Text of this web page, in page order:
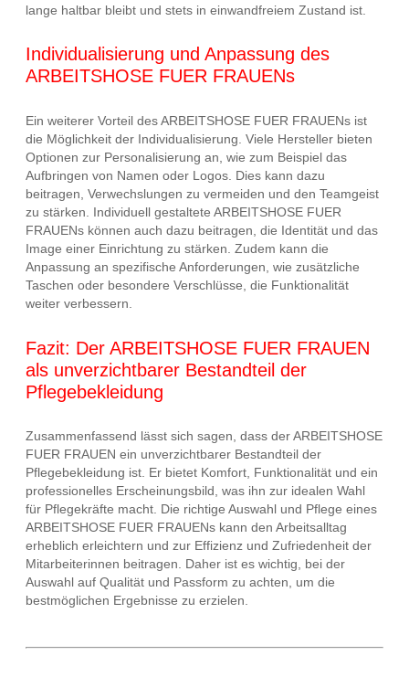
lange haltbar bleibt und stets in einwandfreiem Zustand ist.
Individualisierung und Anpassung des
ARBEITSHOSE FUER FRAUENs
Ein weiterer Vorteil des ARBEITSHOSE FUER FRAUENs ist
die Möglichkeit der Individualisierung. Viele Hersteller bieten
Optionen zur Personalisierung an, wie zum Beispiel das
Aufbringen von Namen oder Logos. Dies kann dazu
beitragen, Verwechslungen zu vermeiden und den Teamgeist
zu stärken. Individuell gestaltete ARBEITSHOSE FUER
FRAUENs können auch dazu beitragen, die Identität und das
Image einer Einrichtung zu stärken. Zudem kann die
Anpassung an spezifische Anforderungen, wie zusätzliche
Taschen oder besondere Verschlüsse, die Funktionalität
weiter verbessern.
Fazit: Der ARBEITSHOSE FUER FRAUEN
als unverzichtbarer Bestandteil der
Pflegebekleidung
Zusammenfassend lässt sich sagen, dass der ARBEITSHOSE
FUER FRAUEN ein unverzichtbarer Bestandteil der
Pflegebekleidung ist. Er bietet Komfort, Funktionalität und ein
professionelles Erscheinungsbild, was ihn zur idealen Wahl
für Pflegekräfte macht. Die richtige Auswahl und Pflege eines
ARBEITSHOSE FUER FRAUENs kann den Arbeitsalltag
erheblich erleichtern und zur Effizienz und Zufriedenheit der
Mitarbeiterinnen beitragen. Daher ist es wichtig, bei der
Auswahl auf Qualität und Passform zu achten, um die
bestmöglichen Ergebnisse zu erzielen.